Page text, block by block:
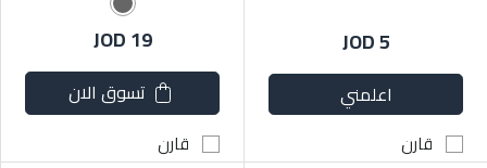
JOD 5
اعلمني
قارن
JOD 19
تسوق الان
قارن